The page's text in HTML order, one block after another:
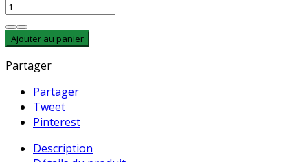
Ajouter au panier
Partager
Partager
Tweet
Pinterest
Description